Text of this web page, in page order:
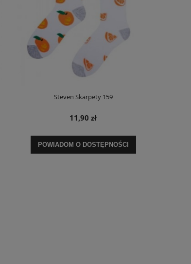
Steven Skarpety 159
11,90 zł
POWIADOM O DOSTĘPNOŚCI